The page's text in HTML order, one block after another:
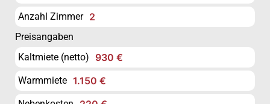
Anzahl Zimmer 2
Preisangaben
Kaltmiete (netto)
930 €
Warmmiete 1.150 €